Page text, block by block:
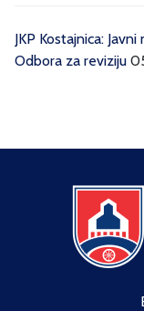
JKP Kostajnica:
Odbora za reviziju